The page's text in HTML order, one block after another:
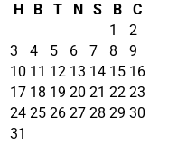
H
B T N S B
C
1
2
3
4 5 6 7 8
9
10 11 12 13 14 15 16
17 18 19 20 21 22 23
24 25 26 27 28 29 30
31